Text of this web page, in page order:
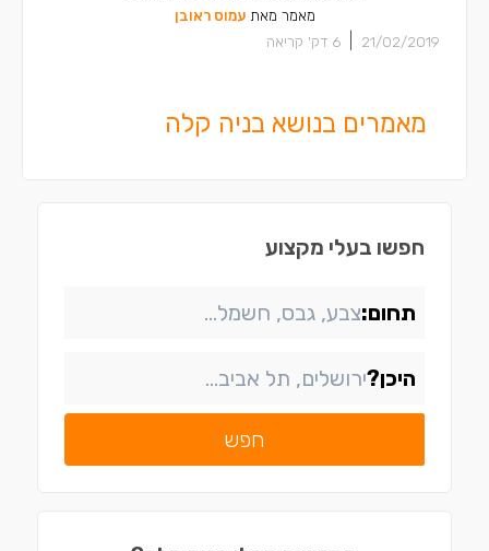
מאמר מאתעמוס ראובן
21/02/2019
6 דק' קריאה
מאמרים בנושא בניה קלה
חפשו בעלי מקצוע
תחום:
היכן?
חפש